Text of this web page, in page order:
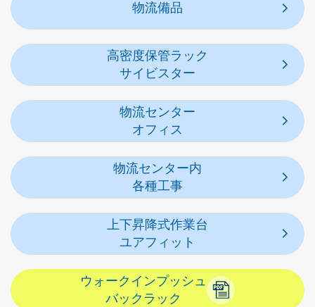
物流備品
高密度保管ラック
サイビスター
物流センター
オフィス
物流センター内
各種工事
上下昇降式作業台
ユアフィット
ウォークインプッシュ
バックラック